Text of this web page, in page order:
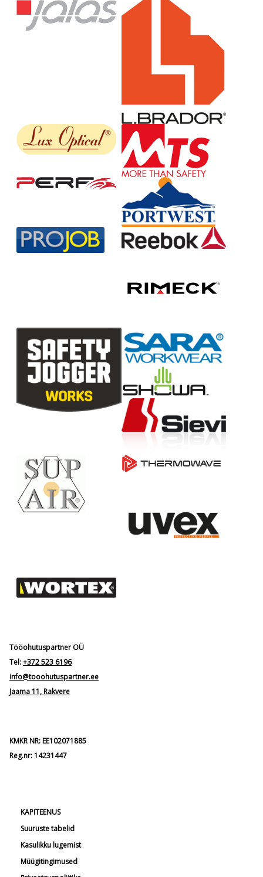
Tööohutuspartner OÜ
Tel:+372 523 6196
info@tooohutuspartner.ee
Jaama 11, Rakvere
KMKR NR: EE102071885
Reg.nr: 14231447
KAPITEENUS
Suuruste tabelid
Kasulikku lugemist
Müügitingimused